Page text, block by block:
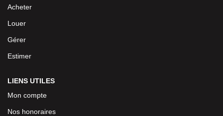
Acheter
Louer
Gérer
Estimer
LIENS UTILES
Mon compte
Nos honoraires